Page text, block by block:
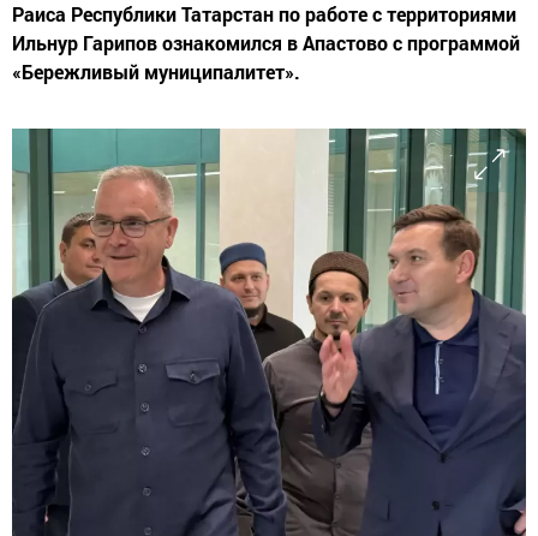
Раиса Республики Татарстан по работе с территориями
Ильнур Гарипов ознакомился в Апастово с программой
«Бережливый муниципалитет».